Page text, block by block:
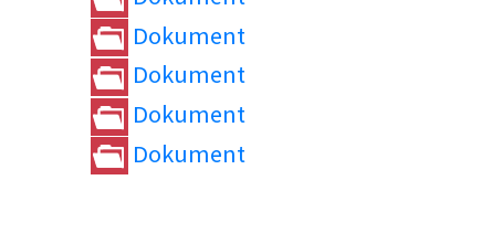
Dokument
Dokument
Dokument
Dokument